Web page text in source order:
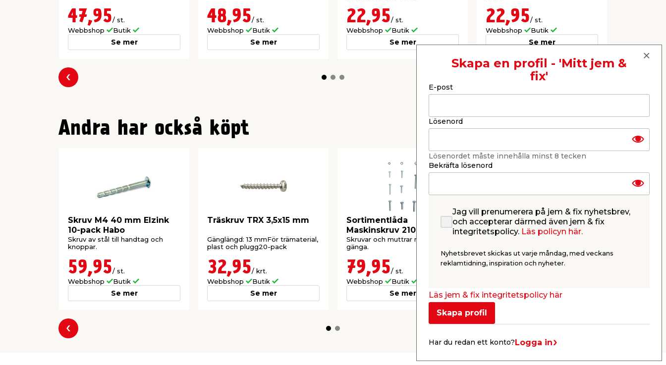
47,95/ st.
Webbshop
Butik
Se mer
48,95/ st.
Webbshop
Butik
Se mer
22,95/ st.
Webbshop
Butik
Se mer
22,95/ st.
Webbshop
Butik
Se mer
Föregående
Andra har också köpt
Skruv M4 40 mm Elzink
10-pack Habo
Skruv av stål till handtag och
knoppar.
59,95/ st.
Webbshop
Butik
Se mer
Träskruv TRX 3,5x15 mm
Gänglängd: 13 mmFör trämaterial,
plast och plugg20-pack
32,95/ krt.
Webbshop
Butik
Se mer
Sortimentlåda
Maskinskruv 210 delar
Work>it
Skruvar och muttrar med metrisk
gänga.
79,95/ st.
Webbshop
Butik
Se mer
Förbindelsebeslag 25-35
mm
39,95
Se mer
Föregående
Skapa en profil - 'Mitt jem &
fix'
E-post
Lösenord
Lösenordet måste innehålla minst 8 tecken
Bekräfta lösenord
Jag vill prenumerera på jem & fix nyhetsbrev,
och accepterar därmed även jem & fix
integritetspolicy. Läs policyn här.
Nyhetsbrevet skickas ut varje måndag, med veckans
reklamtidning, inspiration och nyheter.
Läs jem & fix integritetspolicy här
Skapa profil
Har du redan ett konto?Logga in